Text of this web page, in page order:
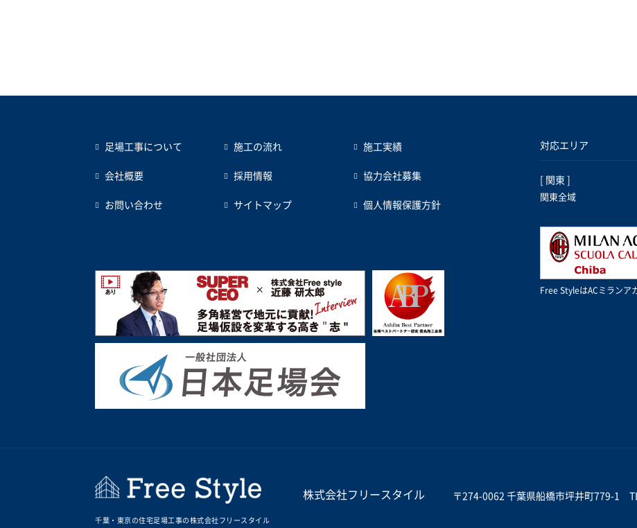
足場工事について 施工の流れ 施工実績
会社概要 採用情報 協力会社募集
お問い合わせ サイトマップ 個人情報保護方針
対応エリア
[ 関東 ]
関東全域
Free StyleはACミランア
千葉・東京の住宅足場工事の株式会社フリースタイル
株式会社フリースタイル 〒274-0062 千葉県船橋市坪井町779-1